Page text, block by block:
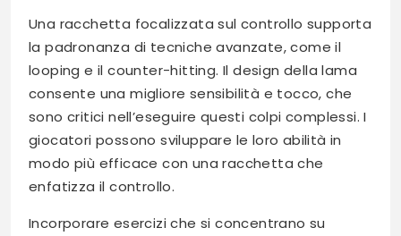
Una racchetta focalizzata sul controllo supporta
la padronanza di tecniche avanzate, come il
looping e il counter-hitting. Il design della lama
consente una migliore sensibilità e tocco, che
sono critici nell’eseguire questi colpi complessi. I
giocatori possono sviluppare le loro abilità in
modo più efficace con una racchetta che
enfatizza il controllo.
Incorporare esercizi che si concentrano su